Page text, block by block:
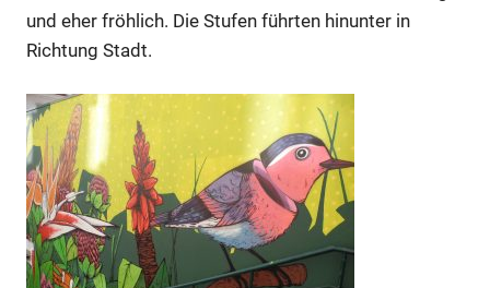
und eher fröhlich. Die Stufen führten hinunter in
Richtung Stadt.